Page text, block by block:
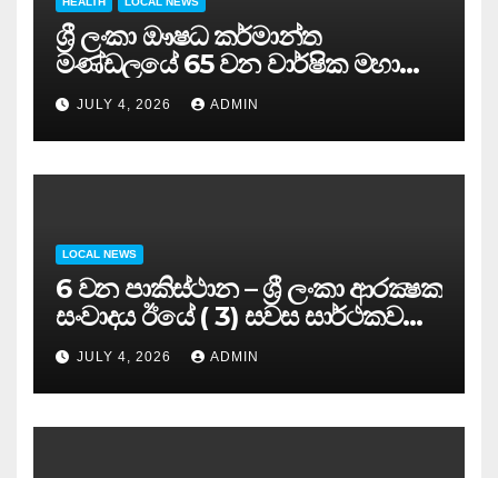
ශ්‍රී ලංකා ඖෂධ කර්මාන්ත
මණ්ඩලයේ 65 වන වාර්ෂික මහා
සමුළුව සෞඛ්‍ය නියෝජ්‍ය
අමාත්‍යවරයාගේ ප්‍රධානත්වයෙන්……
JULY 4, 2026 ADMIN
LOCAL NEWS
6 වන පාකිස්ථාන – ශ්‍රී ලංකා ආරක්‍ෂක
සංවාදය ඊයේ ( 3) සවස සාර්ථකව
අවසන් කරයි..
JULY 4, 2026 ADMIN